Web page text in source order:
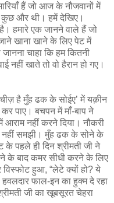
हैं जो आज के नौजवानों में
कुछ और थी। हमें देखिए।
है। हमारे एक जानने वाले हैं जो
खाना खाने के लिए पेट में
चाहा कि हम कितनी
नहीं खाते तो वो हैरान हो गए।
चीज़ है मुँह ढक के सोईए’ में यक़ीन
पाए। बचपन में माँ-बाप ने
नहीं करने दिया। नौकरी
नहीं समझी। मुँह ढक के सोने के
के पहले ही दिन श्रीमती जी ने
के बाद कमर सीधी करने के लिए
हुआ, “लेटे क्यों हो? ये
फाल-इन का हुक्म दे रहा
जी का खूबसूरत चेहरा